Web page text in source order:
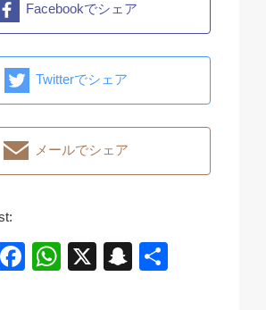
Facebookでシェア
Twitterでシェア
メールでシェア
E
F
W
X
S